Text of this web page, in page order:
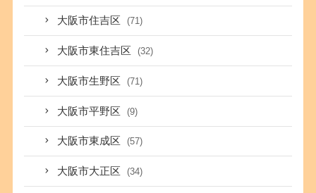
大阪市住吉区 (71)
大阪市東住吉区 (32)
大阪市生野区 (71)
大阪市平野区 (9)
大阪市東成区 (57)
大阪市大正区 (34)